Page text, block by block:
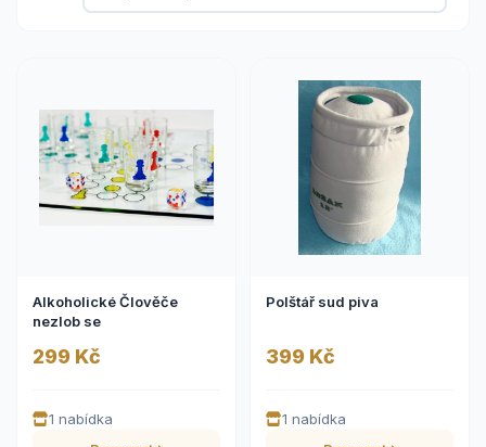
Alkoholické Člověče
nezlob se
299 Kč
1 nabídka
Polštář sud piva
399 Kč
1 nabídka